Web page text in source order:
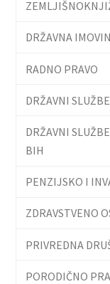
DRŽAVNA
RADNO PRAVO
DRŽAVNI
DRŽAVNI
BIH
PENZIJSKO I
ZDRAVSTVENO
PRIVREDNA
PORODIČNO